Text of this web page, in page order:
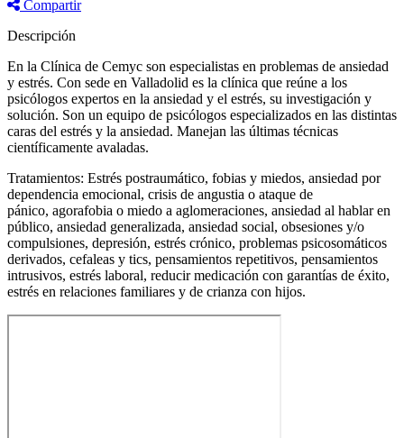
Compartir
Descripción
En la Clínica de Cemyc son especialistas en problemas de ansiedad
y estrés. Con sede en Valladolid es la clínica que reúne a los
psicólogos expertos en la ansiedad y el estrés, su investigación y
solución. Son un equipo de psicólogos especializados en las distintas
caras del estrés y la ansiedad. Manejan las últimas técnicas
científicamente avaladas.
Tratamientos: Estrés postraumático, fobias y miedos, ansiedad por
dependencia emocional, crisis de angustia o ataque de
pánico, agorafobia o miedo a aglomeraciones, ansiedad al hablar en
público, ansiedad generalizada, ansiedad social, obsesiones y/o
compulsiones, depresión, estrés crónico, problemas psicosomáticos
derivados, cefaleas y tics, pensamientos repetitivos, pensamientos
intrusivos, estrés laboral, reducir medicación con garantías de éxito,
estrés en relaciones familiares y de crianza con hijos.